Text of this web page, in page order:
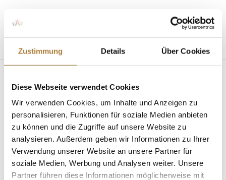
Zustimmung Details Über Cookies
Diese Webseite verwendet Cookies
Wir verwenden Cookies, um Inhalte und Anzeigen zu
personalisieren, Funktionen für soziale Medien anbieten
zu können und die Zugriffe auf unsere Website zu
analysieren. Außerdem geben wir Informationen zu Ihrer
Verwendung unserer Website an unsere Partner für
soziale Medien, Werbung und Analysen weiter. Unsere
Partner führen diese Informationen möglicherweise mit
Seite wählen
Deutschlands U25 Springpokal: Teilnehmer für
Mannheim stehen fest
von Insa Strothmann 23. April 2018
Deutschlands
U25 Springpokal
News